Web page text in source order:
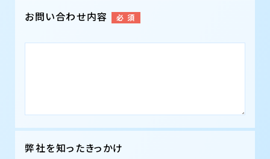
お問い合わせ内容
弊社を知ったきっかけ